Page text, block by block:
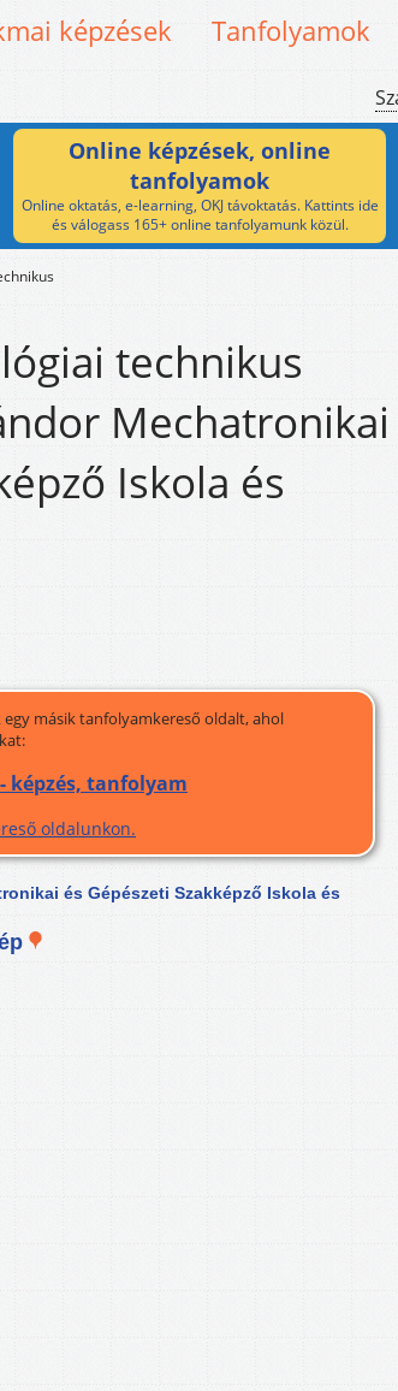
képzések Tanfolyamok
Online képzések, online
tanfolyamok
Online oktatás, e-learning, OKJ távoktatás. Kattints ide
és válogass 165+ online tanfolyamunk közül.
technikus
Mechatronikai
Iskola és
másik tanfolyamkereső oldalt, ahol
képzés, tanfolyam
oldalunkon.
és Gépészeti Szakképző Iskola és